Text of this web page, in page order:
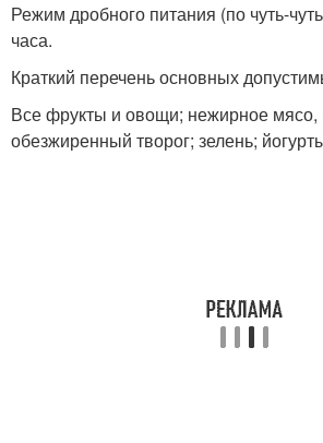
Режим дробного питания (по чуть-
часа.
Краткий перечень основных
Все фрукты и овощи; нежирное
обезжиренный творог; зелень;